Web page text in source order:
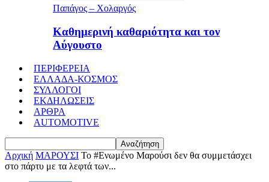
Παπάγος – Χολαργός
Καθημερινή καθαριότητα και τον
Αύγουστο
ΠΕΡΙΦΕΡΕΙΑ
ΕΛΛΑΔΑ-ΚΟΣΜΟΣ
ΣΥΛΛΟΓΟΙ
ΕΚΔΗΛΩΣΕΙΣ
ΑΡΘΡΑ
AUTOMOTIVE
Αρχική ΜΑΡΟΥΣΙ Το #Ενωμένο Μαρούσι δεν θα συμμετάσχει
στο πάρτυ με τα λεφτά των...